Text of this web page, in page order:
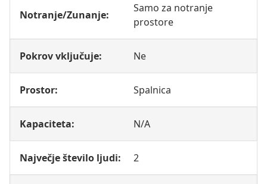
Notranje/Zunanje:
Samo za notranje
prostore
Pokrov vključuje: Ne
Prostor: Spalnica
Kapaciteta: N/A
Največje število ljudi: 2